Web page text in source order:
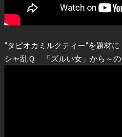
”タピオカミルクティー”を題材に
シャ乱Ｑ 「ズルい女」から～の